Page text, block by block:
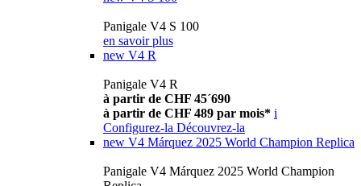
Panigale V4 S 100
en savoir plus
new V4 R
Panigale V4 R
à partir de CHF 45´690
à partir de CHF 489 par mois* i
Configurez-la Découvrez-la
new V4 Márquez 2025 World Champion Replica
Panigale V4 Márquez 2025 World Champion